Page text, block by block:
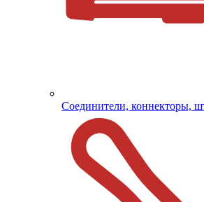
Соединители, коннекторы,